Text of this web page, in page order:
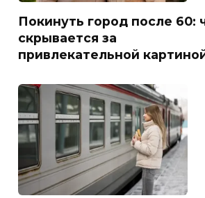
Покинуть город после 60:
скрывается за
привлекательной